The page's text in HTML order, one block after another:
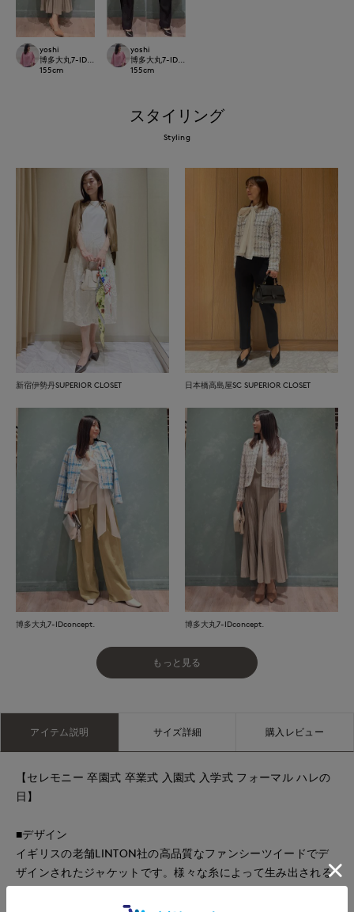
yoshi
博多大丸7-IDconcept.
155cm
yoshi
博多大丸7-IDconcept.
155cm
スタイリング
Styling
新宿伊勢丹SUPERIOR CLOSET 日本橋高島屋SC SUPERIOR CLOSET
博多大丸7-IDconcept. 博多大丸7-IDconcept.
もっと見る
アイテム説明 サイズ詳細 購入レビュー
【セレモニー 卒園式 卒業式 入園式 入学式 フォーマル ハレの
日】
■デザイン
イギリスの老舗LINTON社の高品質なファンシーツイードでデ
ザインされたジャケットです。様々な糸によって生み出される